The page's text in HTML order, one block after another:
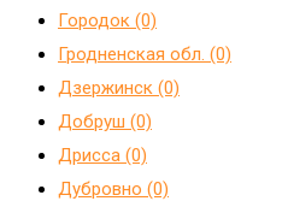
Городок (0)
Гродненская обл. (0)
Дзержинск (0)
Добруш (0)
Дрисса (0)
Дубровно (0)